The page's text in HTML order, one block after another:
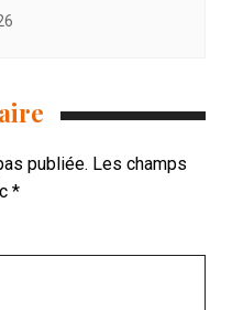
publiée. Les champs
*